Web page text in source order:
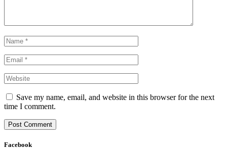
Save my name, email, and website in this browser for the next
time I comment.
Facebook